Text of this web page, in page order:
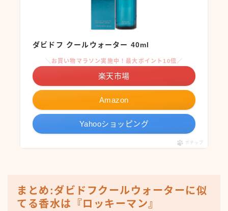
ダビドフ クールウォーター 40ml
Amazon
＼お買い物マラソン実施中！最大ポイント10倍／
楽天市場
Yahooショッピング
ポチップ
まとめ:ダビドフクールウォーターに似
てる香水は『ロッキーマン』